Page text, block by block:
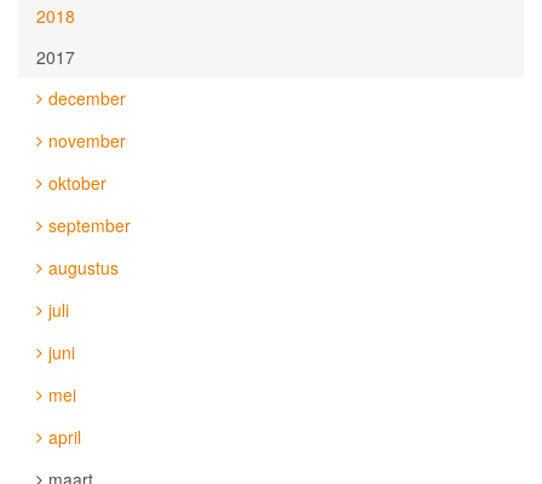
2018
2017
december
november
oktober
september
augustus
juli
juni
mei
april
maart